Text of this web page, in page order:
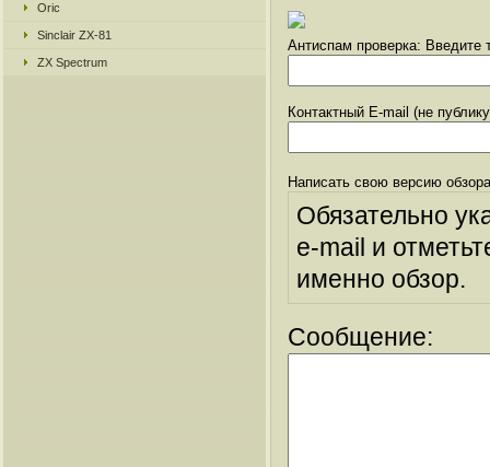
Oric
Sinclair ZX-81
ZX Spectrum
Антиспам проверка: Введите
Контактный E-mail (не
Написать свою версию
Обязательно
e-mail и
именно обзор.
Сообщение: